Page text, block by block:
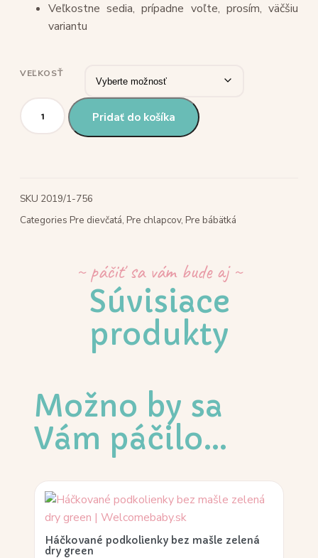
Veľkostne sedia, prípadne voľte, prosím, väčšiu
variantu
VEĽKOSŤ
Pridať do košíka
SKU 2019/1-756
Categories Pre dievčatá, Pre chlapcov, Pre bábätká
~ páčiť sa vám bude aj ~
Súvisiace
produkty
Možno by sa
Vám páčilo…
Háčkované podkolienky bez mašle zelená
dry green